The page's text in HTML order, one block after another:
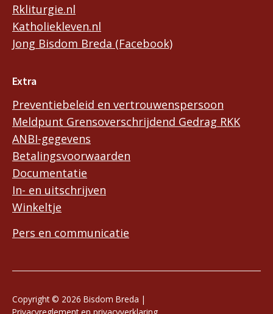
Rkliturgie.nl
Katholiekleven.nl
Jong Bisdom Breda (Facebook)
Extra
Preventiebeleid en vertrouwenspersoon
Meldpunt Grensoverschrijdend Gedrag RKK
ANBI-gegevens
Betalingsvoorwaarden
Documentatie
In- en uitschrijven
Winkeltje
Pers en communicatie
Copyright © 2026 Bisdom Breda |